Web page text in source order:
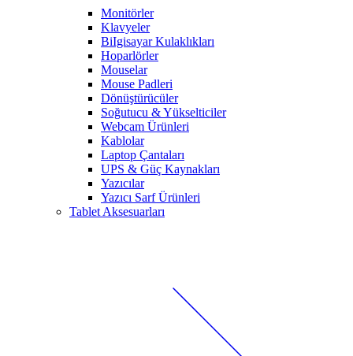
Monitörler
Klavyeler
BiIgisayar Kulaklıkları
Hoparlörler
Mouselar
Mouse Padleri
Dönüştürücüler
Soğutucu & Yükselticiler
Webcam Ürünleri
Kablolar
Laptop Çantaları
UPS & Güç Kaynakları
Yazıcılar
Yazıcı Sarf Ürünleri
Tablet Aksesuarları